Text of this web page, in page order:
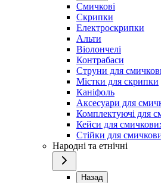
Смичкові
Скрипки
Електроскрипки
Альти
Віолончелі
Контрабаси
Струни для
Містки для скрипки
Каніфоль
Аксесуари для
Комплектуючі для
Кейси для
Стійки для
Народні та етнічні
Назад